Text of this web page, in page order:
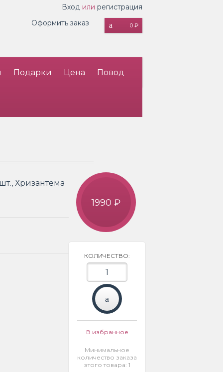
Вход или регистрация
0 ₽
Оформить заказ
Подарки Цена Повод
Хризантема
1990 ₽
КОЛИЧЕСТВО:
В избранное
Минимальное
количество заказа
этого товара: 1